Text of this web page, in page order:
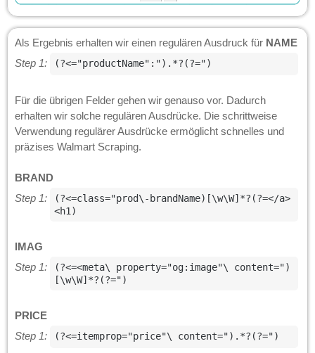
Als Ergebnis erhalten wir einen regulären Ausdruck für NAME
Step 1:
(?<="productName":").*?(?=")
Für die übrigen Felder gehen wir genauso vor. Dadurch
erhalten wir solche regulären Ausdrücke. Die schrittweise
Verwendung regulärer Ausdrücke ermöglicht schnelles und
präzises Walmart Scraping.
BRAND
Step 1:
(?<=class="prod\-brandName)[\w\W]*?(?=</a>
<h1)
IMAG
Step 1:
(?<=<meta\ property="og:image"\ content=")
[\w\W]*?(?=")
PRICE
Step 1:
(?<=itemprop="price"\ content=").*?(?=")